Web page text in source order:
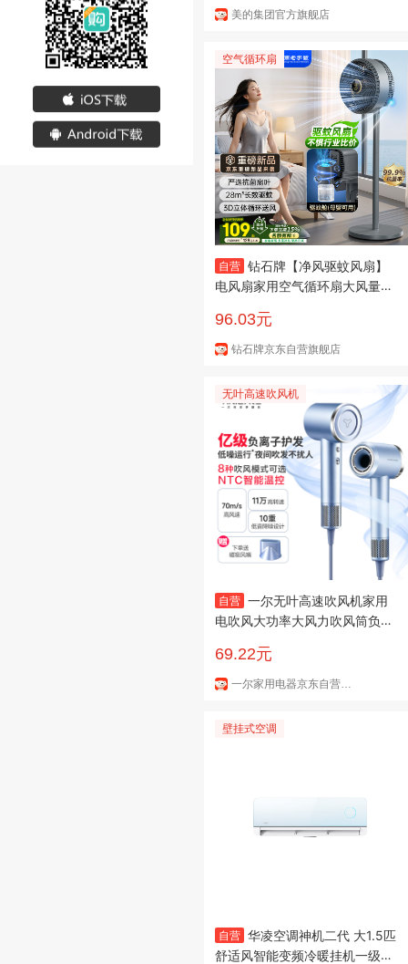
美的集团官方旗舰店
空气循环扇
自营 钻石牌【净风驱蚊风扇】
电风扇家用空气循环扇大风量立
音电扇
96.03元
钻石牌京东自营旗舰店
无叶高速吹风机
自营 一尔无叶高速吹风机家用
电吹风大功率大风力吹风筒负离
物
69.22元
一尔家用电器京东自营旗舰店
壁挂式空调
自营 华凌空调神机二代 大1.5匹
舒适风智能变频冷暖挂机一级能